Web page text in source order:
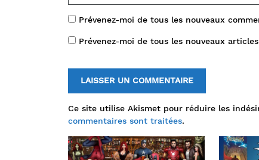
Prévenez-moi de tous les nouveaux
Prévenez-moi de tous les nouveaux
Ce site utilise Akismet pour réduire les
commentaires sont traitées.